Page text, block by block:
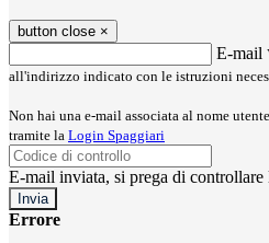
button close ×
E-mail
all'indirizzo indicato con le istruzioni
Non hai una e-mail associata al nome
tramite la Login Spaggiari
E-mail inviata, si prega di controllare
Errore